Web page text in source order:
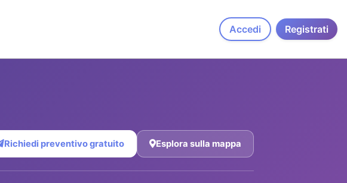
Accedi Registrati
Richiedi preventivo gratuito Esplora sulla mappa